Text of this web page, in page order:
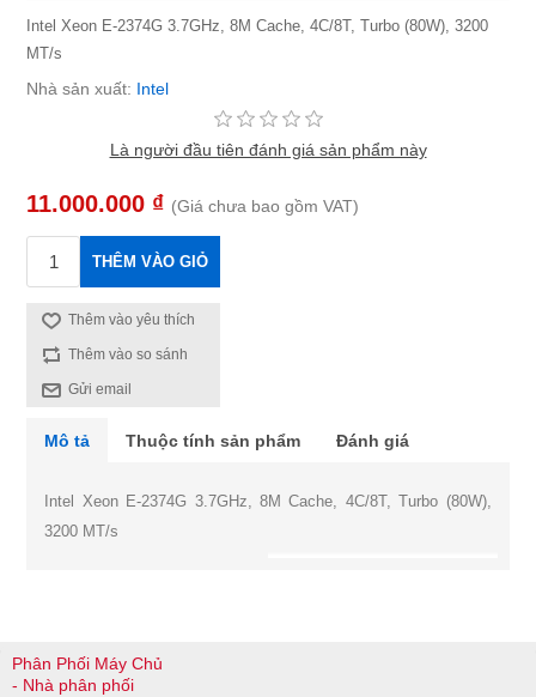
Intel Xeon E-2374G 3.7GHz, 8M Cache, 4C/8T, Turbo (80W), 3200
MT/s
Nhà sản xuất: Intel
Là người đầu tiên đánh giá sản phẩm này
11.000.000 ₫ (Giá chưa bao gồm VAT)
THÊM VÀO GIỎ
Thêm vào yêu thích
Thêm vào so sánh
Gửi email
Mô tả Thuộc tính sản phẩm Đánh giá
Intel Xeon E-2374G 3.7GHz, 8M Cache, 4C/8T, Turbo (80W),
3200 MT/s
Phân Phối Máy Chủ
- Nhà phân phối